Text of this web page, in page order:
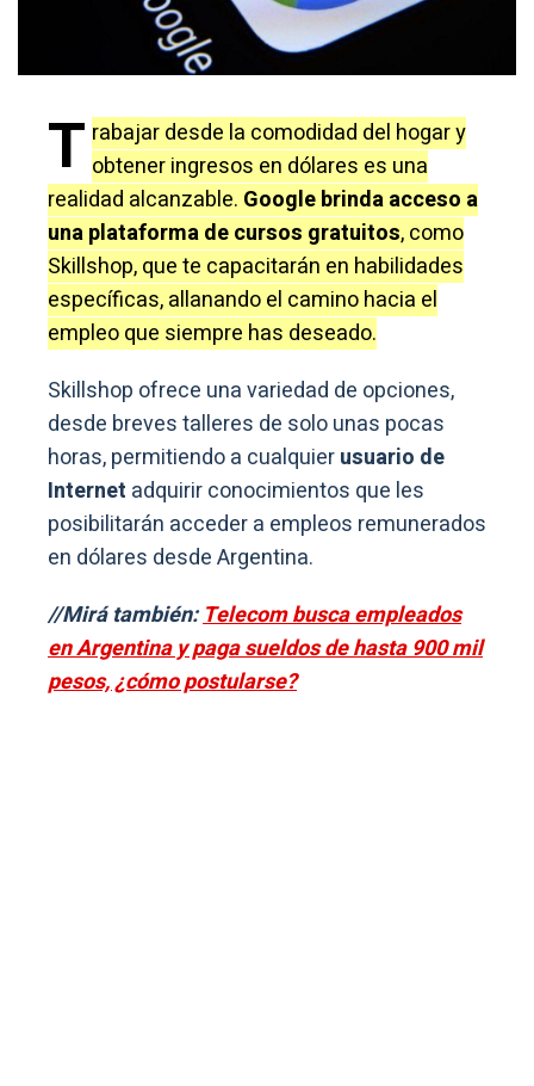
T rabajar desde la comodidad del hogar y
obtener ingresos en dólares es una
realidad alcanzable. Google brinda acceso a
una plataforma de cursos gratuitos, como
Skillshop, que te capacitarán en habilidades
específicas, allanando el camino hacia el
empleo que siempre has deseado.
Skillshop ofrece una variedad de opciones,
desde breves talleres de solo unas pocas
horas, permitiendo a cualquierusuario de
Internet adquirir conocimientos que les
posibilitarán acceder a empleos remunerados
en dólares desde Argentina.
//Mirá también:Telecom busca empleados
en Argentina y paga sueldos de hasta 900 mil
pesos, ¿cómo postularse?